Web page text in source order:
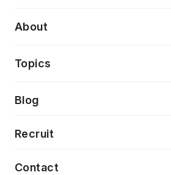
AI駆動開発支援
モダナイゼーション
特徴量エンジニアリングと生成AI
デザインシステム構築支援
フロントエンド開発
About
当社が目指しているもの
Topics
Press release
News
Event/Seminer
Blog
Recruit
Contact